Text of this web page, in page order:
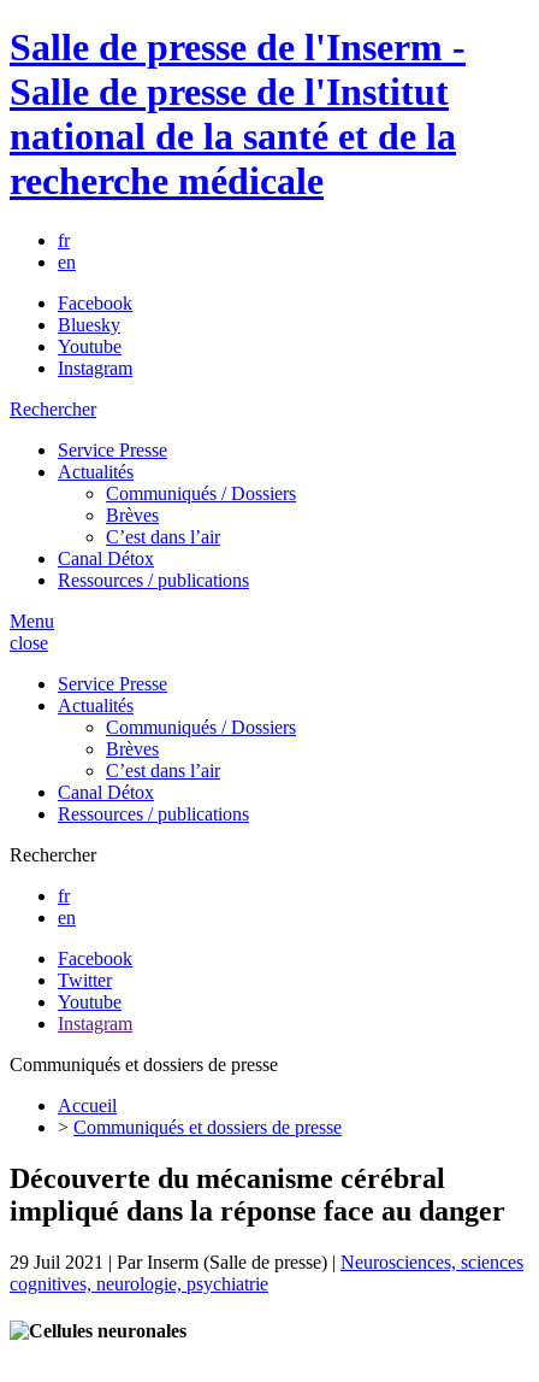
Salle de presse de l'Inserm -
Salle de presse de l'Institut
national de la santé et de la
recherche médicale
fr
en
Facebook
Bluesky
Youtube
Instagram
Rechercher
Service Presse
Actualités
Communiqués / Dossiers
Brèves
C’est dans l’air
Canal Détox
Ressources / publications
Menu
close
Service Presse
Actualités
Communiqués / Dossiers
Brèves
C’est dans l’air
Canal Détox
Ressources / publications
Rechercher
fr
en
Facebook
Twitter
Youtube
Instagram
Communiqués et dossiers de presse
Accueil
> Communiqués et dossiers de presse
Découverte du mécanisme cérébral
impliqué dans la réponse face au danger
29 Juil 2021 | ParInserm (Salle de presse) | Neurosciences, sciences
cognitives, neurologie, psychiatrie